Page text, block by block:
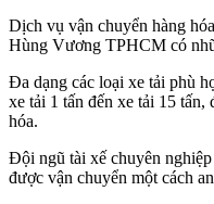
Dịch vụ vận chuyển hàng
Hùng Vương TPHCM có
Đa dạng các loại xe tải phù
xe tải 1 tấn đến xe tải 15
hóa.
Đội ngũ tài xế chuyên
được vận chuyển một cách